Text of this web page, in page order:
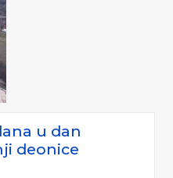
u dan
deonice